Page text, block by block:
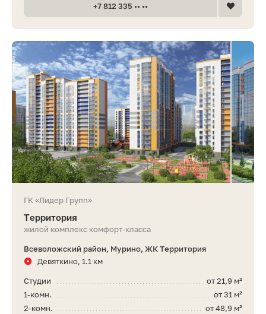
+7 812 335 •• ••
ГК «Лидер Групп»
Территория
жилой комплекс комфорт-класса
Всеволожский район, Мурино, ЖК Территория
Девяткино, 1.1 км
от 21,9 м²
Студии
от 31 м²
1-комн.
от 48,9 м²
2-комн.